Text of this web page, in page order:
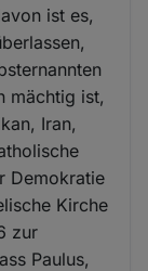
ist es,
mächtig ist,
Iran,
Demokratie
Kirche
zur
Paulus,